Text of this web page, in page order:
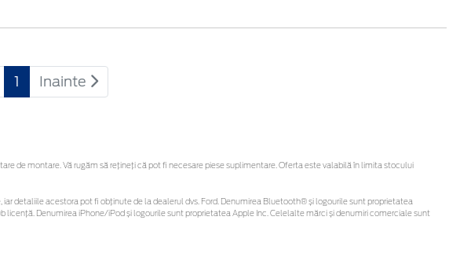
1 Inainte
de montare. Vă rugăm să rețineți că pot fi necesare piese suplimentare. Oferta este valabilă în limita stocului
detaliile acestora pot fi obținute de la dealerul dvs. Ford. Denumirea Bluetooth® și logourile sunt proprietatea
licență. Denumirea iPhone/iPod și logourile sunt proprietatea Apple Inc. Celelalte mărci și denumiri comerciale sunt